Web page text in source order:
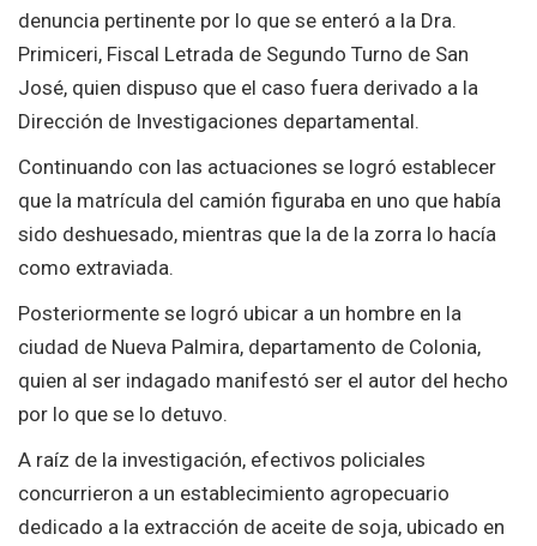
denuncia pertinente por lo que se enteró a la Dra.
Primiceri, Fiscal Letrada de Segundo Turno de San
José, quien dispuso que el caso fuera derivado a la
Dirección de Investigaciones departamental.
Continuando con las actuaciones se logró establecer
que la matrícula del camión figuraba en uno que había
sido deshuesado, mientras que la de la zorra lo hacía
como extraviada.
Posteriormente se logró ubicar a un hombre en la
ciudad de Nueva Palmira, departamento de Colonia,
quien al ser indagado manifestó ser el autor del hecho
por lo que se lo detuvo.
A raíz de la investigación, efectivos policiales
concurrieron a un establecimiento agropecuario
dedicado a la extracción de aceite de soja, ubicado en